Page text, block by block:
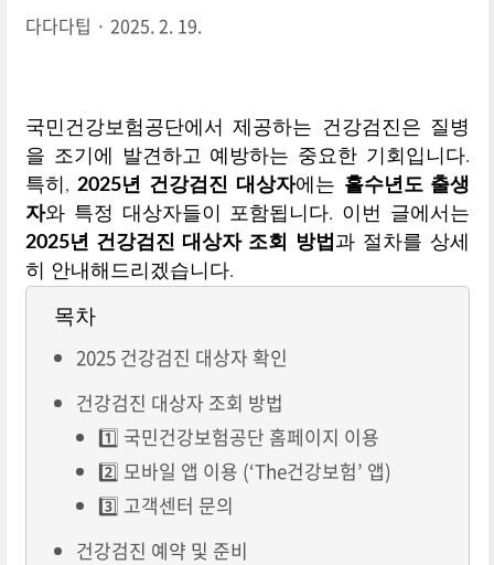
다다다팁 2025. 2. 19.
국민건강보험공단에서 제공하는 건강검진은 질병
을 조기에 발견하고 예방하는 중요한 기회입니다.
특히,2025년 건강검진 대상자에는 홀수년도 출생
자와 특정 대상자들이 포함됩니다. 이번 글에서는
2025년 건강검진 대상자 조회 방법 과 절차를 상세
히 안내해드리겠습니다.
목차
2025 건강검진 대상자 확인
건강검진 대상자 조회 방법
1️⃣ 국민건강보험공단 홈페이지 이용
2️⃣ 모바일 앱 이용 (‘The건강보험’ 앱)
3️⃣ 고객센터 문의
건강검진 예약 및 준비